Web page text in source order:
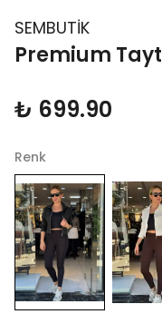
SEMBUTİK
Premium Tayt
₺ 699.90
Renk